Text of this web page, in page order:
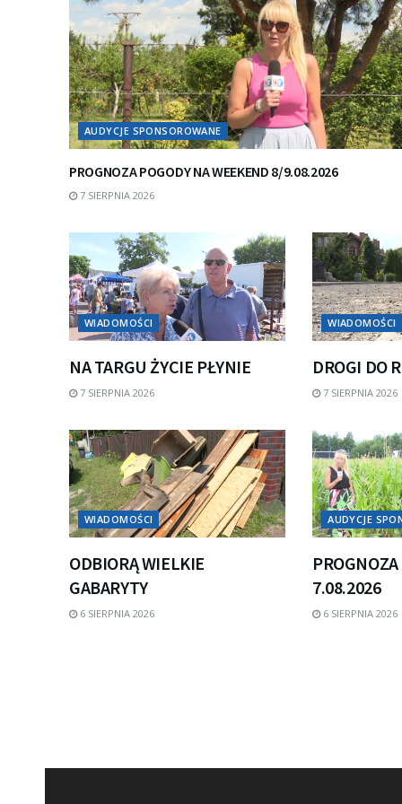
AUDYCJE SPONSOROWANE
PROGNOZA POGODY NA WEEKEND 8/9.08.2026
7 SIERPNIA 2026
WIADOMOŚCI
NA TARGU ŻYCIE PŁYNIE
7 SIERPNIA 2026
WIADOMOŚCI
DROGI DO
7 SIERPNIA 2026
WIADOMOŚCI
ODBIORĄ WIELKIE
GABARYTY
6 SIERPNIA 2026
AUDYCJE
7.08.2026
6 SIERPNIA 2026